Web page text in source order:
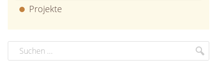
Projekte
Suchbegriff